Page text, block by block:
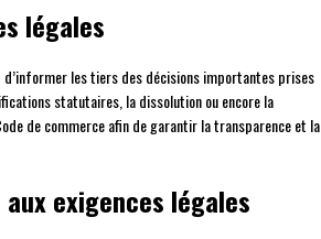
légales
les tiers des décisions importantes prises
statutaires, la dissolution ou encore la
de commerce afin de garantir la transparence et la
exigences légales